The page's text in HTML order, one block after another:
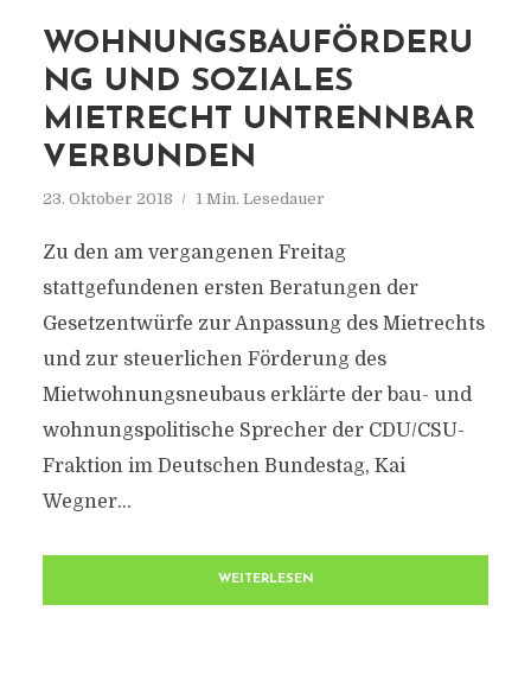
WOHNUNGSBAUFÖRDERU
NG UND SOZIALES
MIETRECHT UNTRENNBAR
VERBUNDEN
23. Oktober 2018 1 Min. Lesedauer
Zu den am vergangenen Freitag
stattgefundenen ersten Beratungen der
Gesetzentwürfe zur Anpassung des Mietrechts
und zur steuerlichen Förderung des
Mietwohnungsneubaus erklärte der bau- und
wohnungspolitische Sprecher der CDU/CSU-
Fraktion im Deutschen Bundestag, Kai
Wegner…
WEITERLESEN